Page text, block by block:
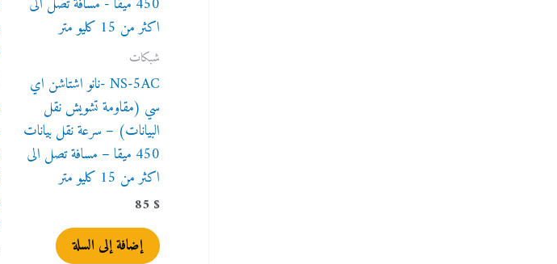
شبكات
NS-5AC -نانو اشتاشن اي
سي (مقاومة تشويش نقل
البيانات) – سرعة نقل بيانات
450 ميقا – مسافة تصل الى
اكثر من 15 كليو متر
85 $
إضافة إلى السلة